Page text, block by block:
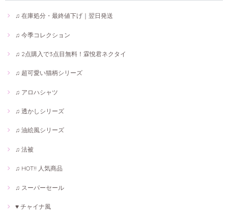
♫ 在庫処分・最終値下げ｜翌日発送
♫ 今季コレクション
♫ 2点購入で3点目無料！霖悅君ネクタイ
♫ 超可愛い猫柄シリーズ
♫ アロハシャツ
♫ 透かしシリーズ
♫ 油絵風シリーズ
♫ 法被
♫ HOT!! 人気商品
♫ スーパーセール
♥ チャイナ風